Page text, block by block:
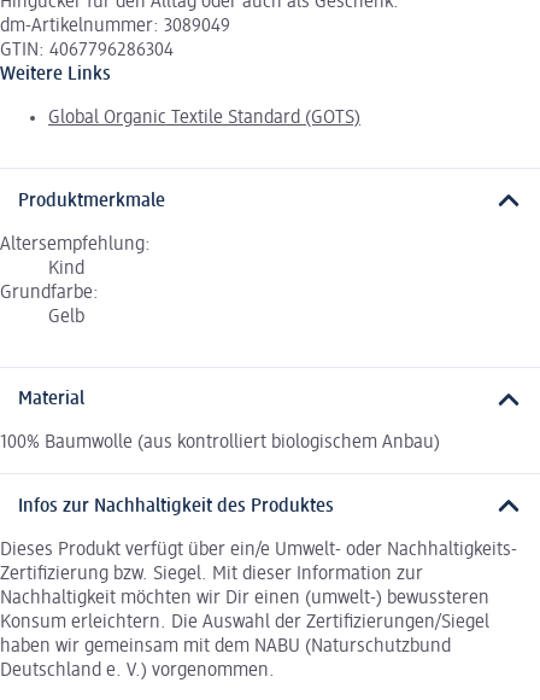
dm-Artikelnummer: 3089049
GTIN: 4067796286304
Weitere Links
Global Organic Textile Standard (GOTS)
Produktmerkmale
Altersempfehlung:
Kind
Grundfarbe:
Gelb
Material
100% Baumwolle (aus kontrolliert biologischem Anbau)
Infos zur Nachhaltigkeit des Produktes
Dieses Produkt verfügt über ein/e Umwelt- oder Nachhaltigkeits-
Zertifizierung bzw. Siegel. Mit dieser Information zur
Nachhaltigkeit möchten wir Dir einen (umwelt-) bewussteren
Konsum erleichtern. Die Auswahl der Zertifizierungen/Siegel
haben wir gemeinsam mit dem NABU (Naturschutzbund
Deutschland e. V.) vorgenommen.